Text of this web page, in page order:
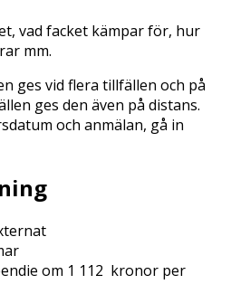
vad facket kämpar för, hur
mm.
ges vid flera tillfällen och på
ges den även på distans.
och anmälan, gå in
om 1 112 kronor per